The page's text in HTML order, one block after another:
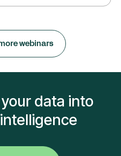
webinars
data into